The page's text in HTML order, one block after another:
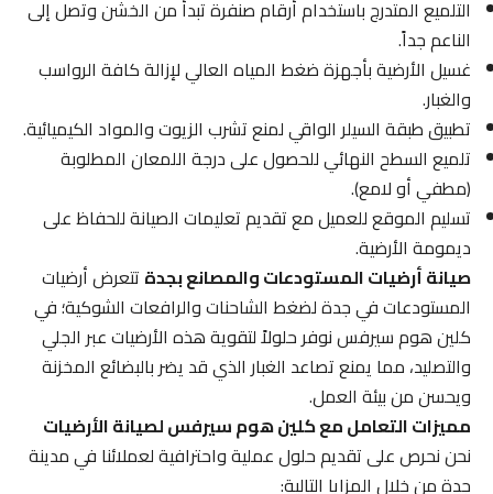
التلميع المتدرج باستخدام أرقام صنفرة تبدأ من الخشن وتصل إلى
الناعم جداً.
غسيل الأرضية بأجهزة ضغط المياه العالي لإزالة كافة الرواسب
والغبار.
تطبيق طبقة السيلر الواقي لمنع تشرب الزيوت والمواد الكيميائية.
تلميع السطح النهائي للحصول على درجة اللمعان المطلوبة
(مطفي أو لامع).
تسليم الموقع للعميل مع تقديم تعليمات الصيانة للحفاظ على
ديمومة الأرضية.
صيانة أرضيات المستودعات والمصانع بجدةتتعرض أرضيات
المستودعات في جدة لضغط الشاحنات والرافعات الشوكية؛ في
كلين هوم سيرفس نوفر حلولاً لتقوية هذه الأرضيات عبر الجلي
والتصليد، مما يمنع تصاعد الغبار الذي قد يضر بالبضائع المخزنة
ويحسن من بيئة العمل.
مميزات التعامل مع كلين هوم سيرفس لصيانة الأرضيات
نحن نحرص على تقديم حلول عملية واحترافية لعملائنا في مدينة
جدة من خلال المزايا التالية: